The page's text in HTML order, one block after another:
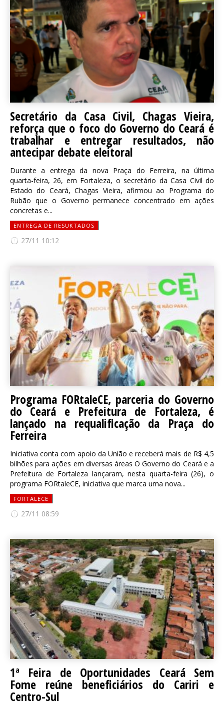
Secretário da Casa Civil, Chagas Vieira,
reforça que o foco do Governo do Ceará é
trabalhar e entregar resultados, não
antecipar debate eleitoral
Durante a entrega da nova Praça do Ferreira, na última
quarta-feira, 26, em Fortaleza, o secretário da Casa Civil do
Estado do Ceará, Chagas Vieira, afirmou ao Programa do
Rubão que o Governo permanece concentrado em ações
concretas e...
ENTREGA DE RESUKTADOS
27/11 10:12
Programa FORtaleCE, parceria do Governo
do Ceará e Prefeitura de Fortaleza, é
lançado na requalificação da Praça do
Ferreira
Iniciativa conta com apoio da União e receberá mais de R$ 4,5
bilhões para ações em diversas áreas O Governo do Ceará e a
Prefeitura de Fortaleza lançaram, nesta quarta-feira (26), o
programa FORtaleCE, iniciativa que marca uma nova...
FORTALECE
27/11 08:59
1ª Feira de Oportunidades Ceará Sem
Fome reúne beneficiários do Cariri e
Centro-Sul